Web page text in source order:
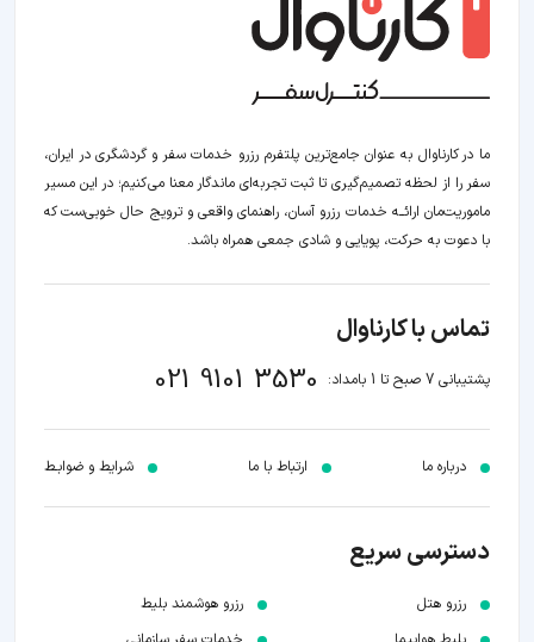
ما در کارناوال به عنوان جامع‌ترین پلتفرم رزرو خدمات سفر و گردشگری در ایران،
سفر را از لحظه‌ تصمیم‌گیری تا ثبت تجربه‌ای ماندگار معنا می‌کنیم؛ در این مسیر‍
ماموریت‌مان اراﺋــﻪ خدمات رزرو آسان، راهنمای واقعی و ترویج حال خوبی‌ست که
با دعوت به حرکت، پویایی و شادی جمعی همراه باشد.
تماس با کارناوال
پشتیبانی 7 صبح تا 1 بامداد: 021 9101 3530
درباره ما ارتباط با ما شرایط و ضوابـط
دسترسی سریع
رزرو هتل
رزرو هوشمند بلیط